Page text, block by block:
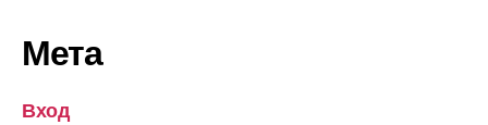
Мета
Вход